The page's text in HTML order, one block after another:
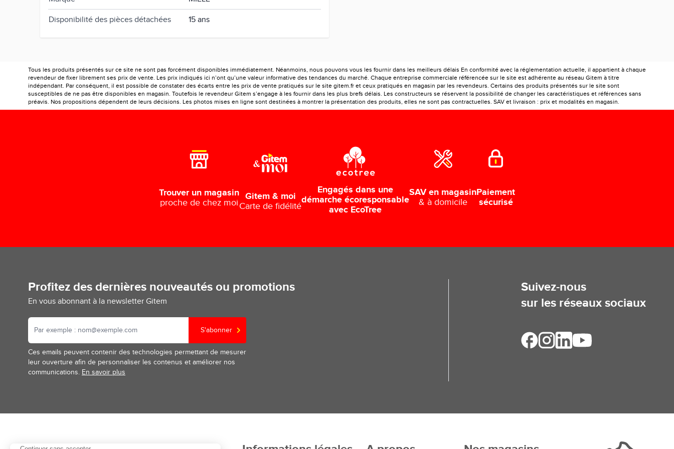
Disponibilité des pièces détachées 15 ans
Tous les produits présentés sur ce site ne sont pas forcément disponibles immédiatement. Néanmoins, nous pouvons vous les fournir dans les meilleurs délais En conformité avec la réglementation actuelle, il appartient à chaque
revendeur de fixer librement ses prix de vente. Les prix indiqués ici n’ont qu’une valeur informative des tendances du marché. Chaque entreprise commerciale référencée sur le site est adhérente au réseau Gitem à titre
indépendant. Par conséquent, il est possible de constater des écarts entre les prix de vente pratiqués sur le site gitem.fr et ceux pratiqués en magasin par les revendeurs. Certains des produits présentés sur le site sont
susceptibles de ne pas être disponibles en magasin. Toutefois le revendeur Gitem s’engage à les fournir dans les plus brefs délais. Les constructeurs se réservent la possibilité de changer les caractéristiques et références sans
préavis. Nos propositions dépendent de leurs décisions. Les photos mises en ligne sont destinées à montrer la présentation des produits, elles ne sont pas contractuelles. SAV et livraison : prix et modalités en magasin.
Trouver un magasin
proche de chez moi
Gitem & moi
Carte de fidélité
Engagés dans une
démarche écoresponsable
avec EcoTree
SAV en magasin
& à domicile
Paiement
sécurisé
Profitez des dernières nouveautés ou promotions
En vous abonnant à la newsletter Gitem
S'abonner
Ces emails peuvent contenir des technologies permettant de mesurer
leur ouverture afin de personnaliser les contenus et améliorer nos
communications. En savoir plus
Suivez-nous
sur les réseaux sociaux